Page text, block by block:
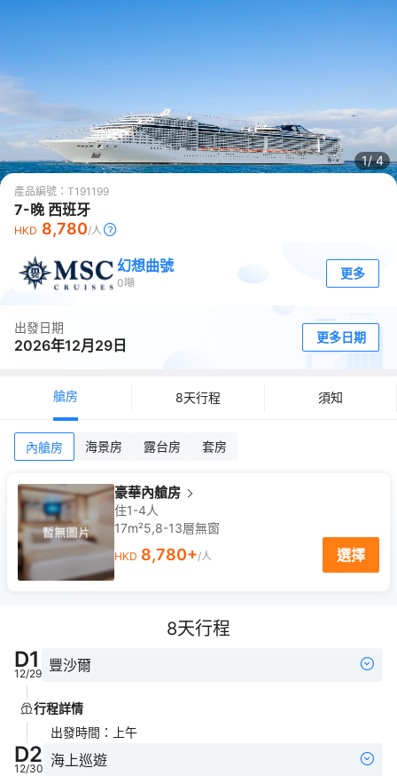
1/4
產品編號： T191199
7-晚 西班牙
HKD 8,780/人
幻想曲號
0噸
更多
出發日期
2026年12月29日 更多日期
艙房 8天行程 須知
內艙房 海景房 露台房 套房
豪華內艙房
住1-4人
17m²5,8-13層無窗
HKD 8,780+/人 選擇
8天行程
D1
12/29 豐沙爾
行程詳情
出發時間 ： 上午
D2
12/30 海上巡遊